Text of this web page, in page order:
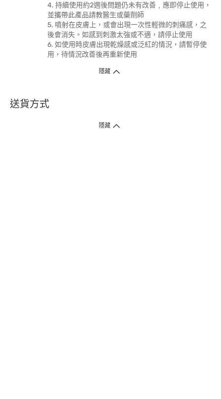
4. 持續使用約2週後問題仍未有改善﹐應即停止使用，
並攜帶此產品請教醫生或藥劑師
5. 噴射在皮膚上，或會出現一次性輕微的刺痛感，之
後會消失。如感到刺激太強或不適，請停止使用
6. 如使用時皮膚出現乾燥感或泛紅的情況，請暫停使
用，待情況改善後再重新使用
隱藏
送貨方式
1. 送貨到府（受衛生署條例規管產品除外 ）
隱藏